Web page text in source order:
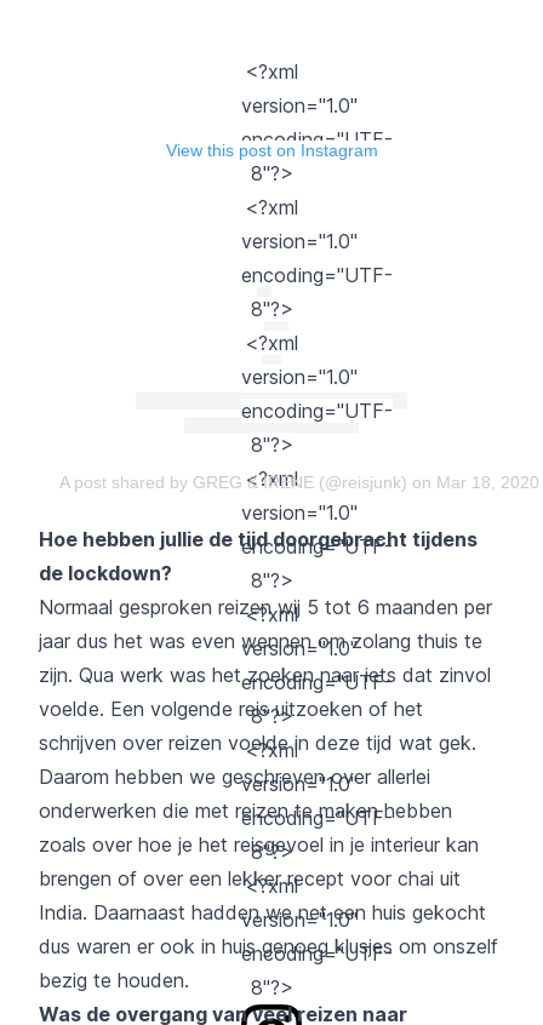
<?xml
version="1.0"
encoding="UTF-
8"?>
<?xml
version="1.0"
encoding="UTF-
8"?>
<?xml
version="1.0"
encoding="UTF-
8"?>
<?xml
version="1.0"
encoding="UTF-
8"?>
<?xml
version="1.0"
encoding="UTF-
8"?>
<?xml
version="1.0"
encoding="UTF-
8"?>
<?xml
version="1.0"
encoding="UTF-
8"?>
View this post on Instagram
A post shared by GREG & IRENE (@reisjunk) on Mar 18,
Hoe hebben jullie de tijd doorgebracht tijdens
de lockdown?
Normaal gesproken reizen wij 5 tot 6 maanden per
jaar dus het was even wennen om zolang thuis te
zijn. Qua werk was het zoeken naar iets dat zinvol
voelde. Een volgende reis uitzoeken of het
schrijven over reizen voelde in deze tijd wat gek.
Daarom hebben we geschreven over allerlei
onderwerken die met reizen te maken hebben
zoals over hoe je het reisgevoel in je interieur kan
brengen of over een lekker recept voor chai uit
India. Daarnaast hadden we net een huis gekocht
dus waren er ook in huis genoeg klusjes om onszelf
bezig te houden.
Was de overgang van veel reizen naar